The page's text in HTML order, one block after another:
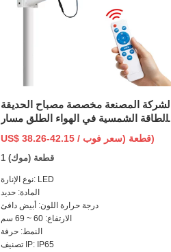
الشركة المصنعة مخصصة مصباح الحديقة
بالطاقة الشمسية في الهواء الطلق مسار
US$ 38.26-42.15 / قطعة (سعر فوب)
1 قطعة (موك)
نوع الإنارة: LED
المادة: حديد
درجة حرارة اللون: أبيض دافئ
الارتفاع: 60 ~ 69 سم
النمط: حرفة
تصنيف IP: IP65